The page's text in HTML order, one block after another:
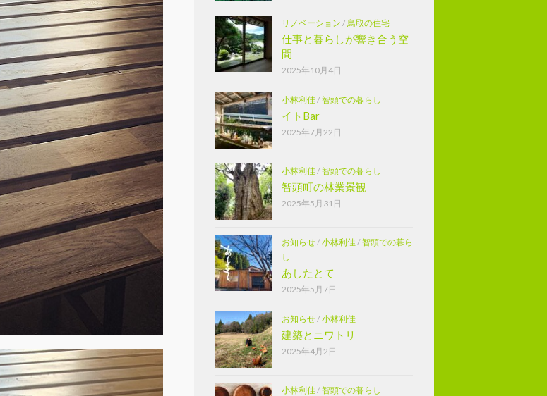
リノベーション / 鳥取の住宅
仕事と暮らしが響き合う空
間
2025年10月4日
小林利佳/智頭での暮らし
イトBar
2025年7月22日
小林利佳/智頭での暮らし
智頭町の林業景観
2025年5月31日
お知らせ/小林利佳/智頭での暮ら
し
あしたとて
2025年5月7日
お知らせ/小林利佳
建築とニワトリ
2025年4月2日
小林利佳/智頭での暮らし